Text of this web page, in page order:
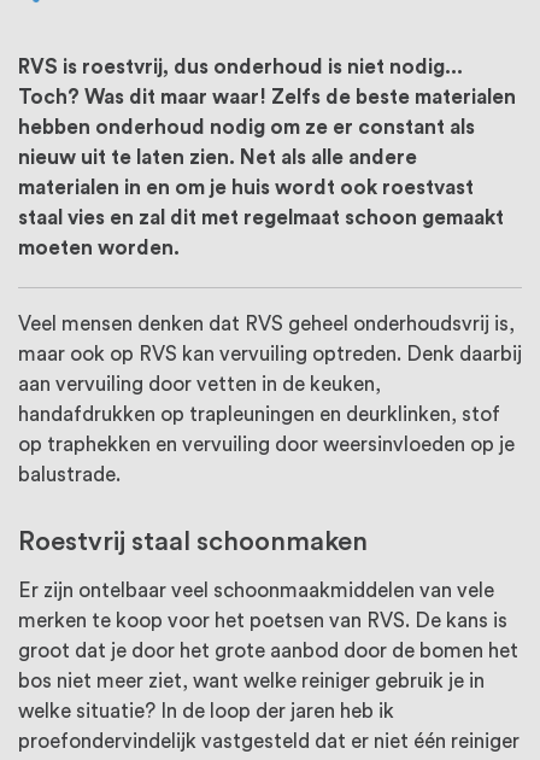
goede relatie met onze klanten het
verschil maakt.
RVS is roestvrij, dus onderhoud is niet nodig...
Toch? Was dit maar waar! Zelfs de beste materialen
hebben onderhoud nodig om ze er constant als
nieuw uit te laten zien. Net als alle andere
materialen in en om je huis wordt ook roestvast
staal vies en zal dit met regelmaat schoon gemaakt
moeten worden.
Veel mensen denken dat RVS geheel onderhoudsvrij is,
maar ook op RVS kan vervuiling optreden. Denk daarbij
aan vervuiling door vetten in de keuken,
handafdrukken op trapleuningen en deurklinken, stof
op traphekken en vervuiling door weersinvloeden op je
balustrade.
Roestvrij staal schoonmaken
Er zijn ontelbaar veel schoonmaakmiddelen van vele
merken te koop voor het poetsen van RVS. De kans is
groot dat je door het grote aanbod door de bomen het
bos niet meer ziet, want welke reiniger gebruik je in
welke situatie? In de loop der jaren heb ik
proefondervindelijk vastgesteld dat er niet één reiniger